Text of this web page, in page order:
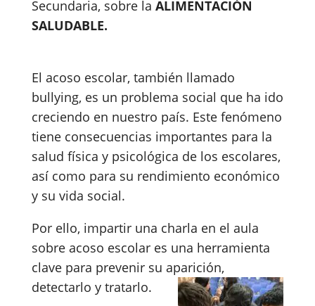
Secundaria, sobre la ALIMENTACIÓN
SALUDABLE.
El acoso escolar, también llamado
bullying, es un problema social que ha ido
creciendo en nuestro país. Este fenómeno
tiene consecuencias importantes para la
salud física y psicológica de los escolares,
así como para su rendimiento económico
y su vida social.
Por ello, impartir una charla en el aula
sobre acoso escolar es una herramienta
clave para prevenir su aparición,
detectarlo y tratarlo.